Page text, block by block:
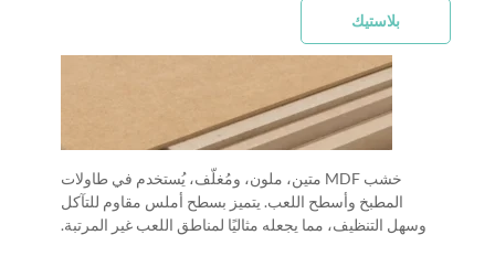
بلاستيك
خشب MDF متين، ملون، ومُغلّف، يُستخدم في طاولات
المطبخ وأسطح اللعب. يتميز بسطح أملس مقاوم للتآكل
وسهل التنظيف، مما يجعله مثاليًا لمناطق اللعب غير المرتبة.